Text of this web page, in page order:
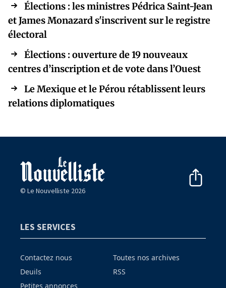
Élections : les ministres Pédrica Saint-Jean
et James Monazard s'inscrivent sur le registre
électoral
Élections : ouverture de 19 nouveaux
centres d’inscription et de vote dans l’Ouest
Le Mexique et le Pérou rétablissent leurs
relations diplomatiques
© Le Nouvelliste 2026
LES SERVICES
Contactez nous
Deuils
Petites annonces
Toutes nos archives
RSS